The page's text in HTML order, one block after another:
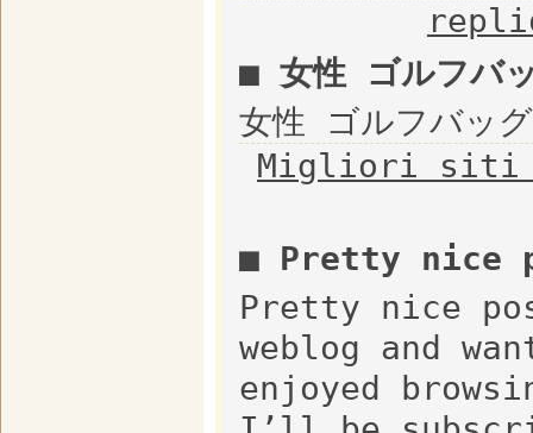
■ 女性 ゴルフバ
女性 ゴルフバッ
Migliori siti
■ Pretty nice
Pretty nice
weblog and
enjoyed